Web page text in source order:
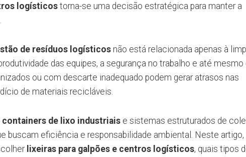
logísticos torna-se uma decisão estratégica para manter a
de resíduos logísticos não está relacionada apenas à
das equipes, a segurança no trabalho e até mesmo
ou com descarte inadequado podem gerar atrasos nas
de materiais recicláveis.
containers de lixo industriais e sistemas estruturados de
buscam eficiência e responsabilidade ambiental. Neste
lixeiras para galpões e centros logísticos, quais tipos